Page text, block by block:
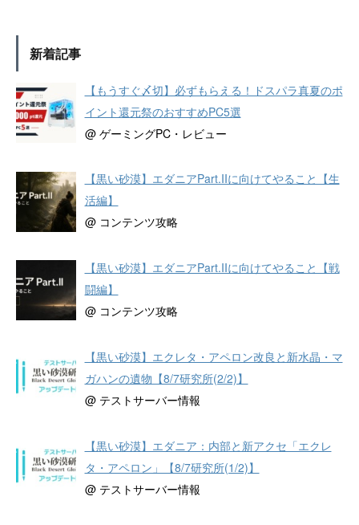
新着記事
【もうすぐ〆切】必ずもらえる！ドスパラ真夏のポ
イント還元祭のおすすめPC5選
@ ゲーミングPC・レビュー
【黒い砂漠】エダニアPart.IIに向けてやること【生
活編】
@ コンテンツ攻略
【黒い砂漠】エダニアPart.IIに向けてやること【戦
闘編】
@ コンテンツ攻略
【黒い砂漠】エクレタ・アペロン改良と新水晶・マ
ガハンの遺物【8/7研究所(2/2)】
@ テストサーバー情報
【黒い砂漠】エダニア：内部と新アクセ「エクレ
タ・アペロン」【8/7研究所(1/2)】
@ テストサーバー情報